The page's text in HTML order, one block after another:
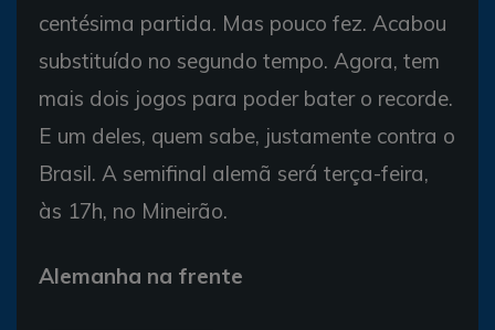
centésima partida. Mas pouco fez. Acabou
substituído no segundo tempo. Agora, tem
mais dois jogos para poder bater o recorde.
E um deles, quem sabe, justamente contra o
Brasil. A semifinal alemã será terça-feira,
às 17h, no Mineirão.
Alemanha na frente